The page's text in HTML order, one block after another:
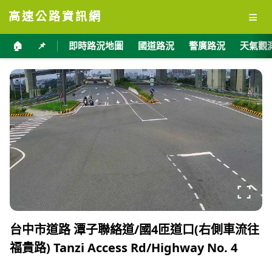
高速公路資訊網 ≡
🏠 📌 即時路況地圖 國道路況 警廣路況 天氣觀
台中市道路 潭子聯絡道/國4匝道口(右側車流往
福貴路) Tanzi Access Rd/Highway No. 4